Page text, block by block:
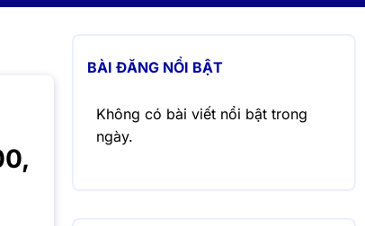
BÀI ĐĂNG NỔI BẬT
Không có bài viết nổi bật trong
ngày.